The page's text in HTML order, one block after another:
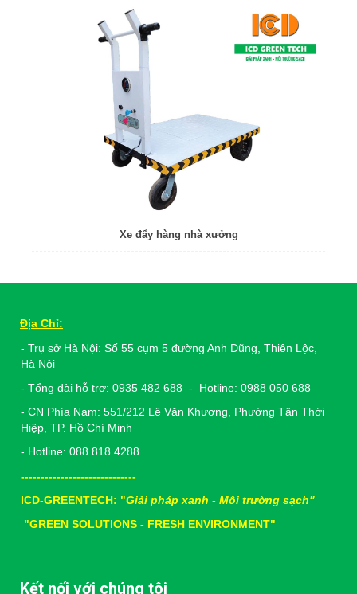
Xe đẩy hàng nhà xưởng
Địa Chỉ:
- Trụ sở Hà Nội: Số 55 cụm 5 đường Anh Dũng, Thiên Lộc,
Hà Nội
- Tổng đài hỗ trợ: 0935 482 688 - Hotline: 0988 050 688
- CN Phía Nam: 551/212 Lê Văn Khương, Phường Tân Thới
Hiệp, TP. Hồ Chí Minh
- Hotline: 088 818 4288
-----------------------------
ICD-GREENTECH: "Giải pháp xanh - Môi trường sạch"
"GREEN SOLUTIONS - FRESH ENVIRONMENT"
Kết nối với chúng tôi